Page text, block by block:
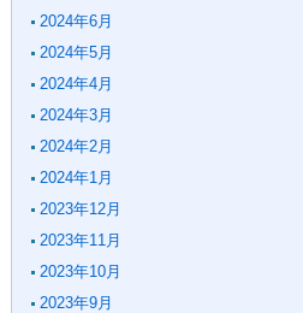
2024年6月
2024年5月
2024年4月
2024年3月
2024年2月
2024年1月
2023年12月
2023年11月
2023年10月
2023年9月